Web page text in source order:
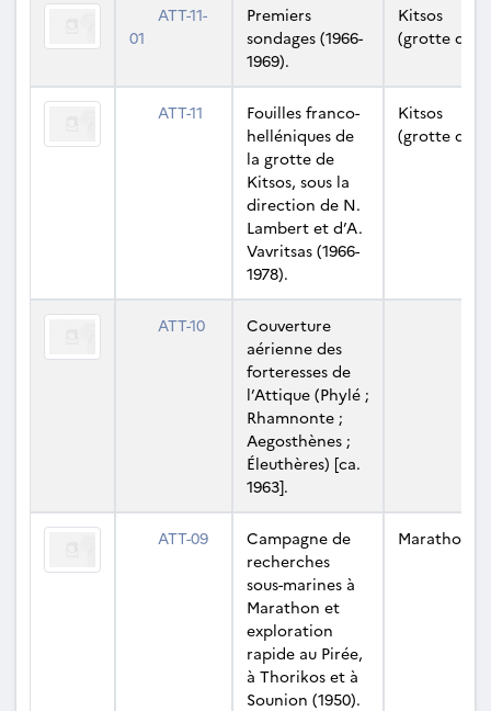
ATT-11-
01
Premiers
sondages (1966-
1969).
Kitsos
(grotte de)
ATT-11
Fouilles franco-
helléniques de
la grotte de
Kitsos, sous la
direction de N.
Lambert et d’A.
Vavritsas (1966-
1978).
Kitsos
(grotte de)
ATT-10
Couverture
aérienne des
forteresses de
l’Attique (Phylé ;
Rhamnonte ;
Aegosthènes ;
Éleuthères) [ca.
1963].
ATT-09
Campagne de
recherches
sous-marines à
Marathon et
exploration
rapide au Pirée,
à Thorikos et à
Sounion (1950).
Marathon